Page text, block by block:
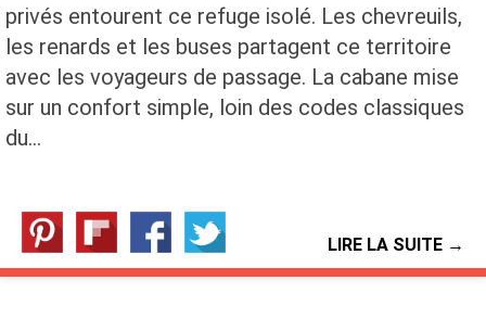
privés entourent ce refuge isolé. Les chevreuils,
les renards et les buses partagent ce territoire
avec les voyageurs de passage. La cabane mise
sur un confort simple, loin des codes classiques
du…
LIRE LA SUITE →